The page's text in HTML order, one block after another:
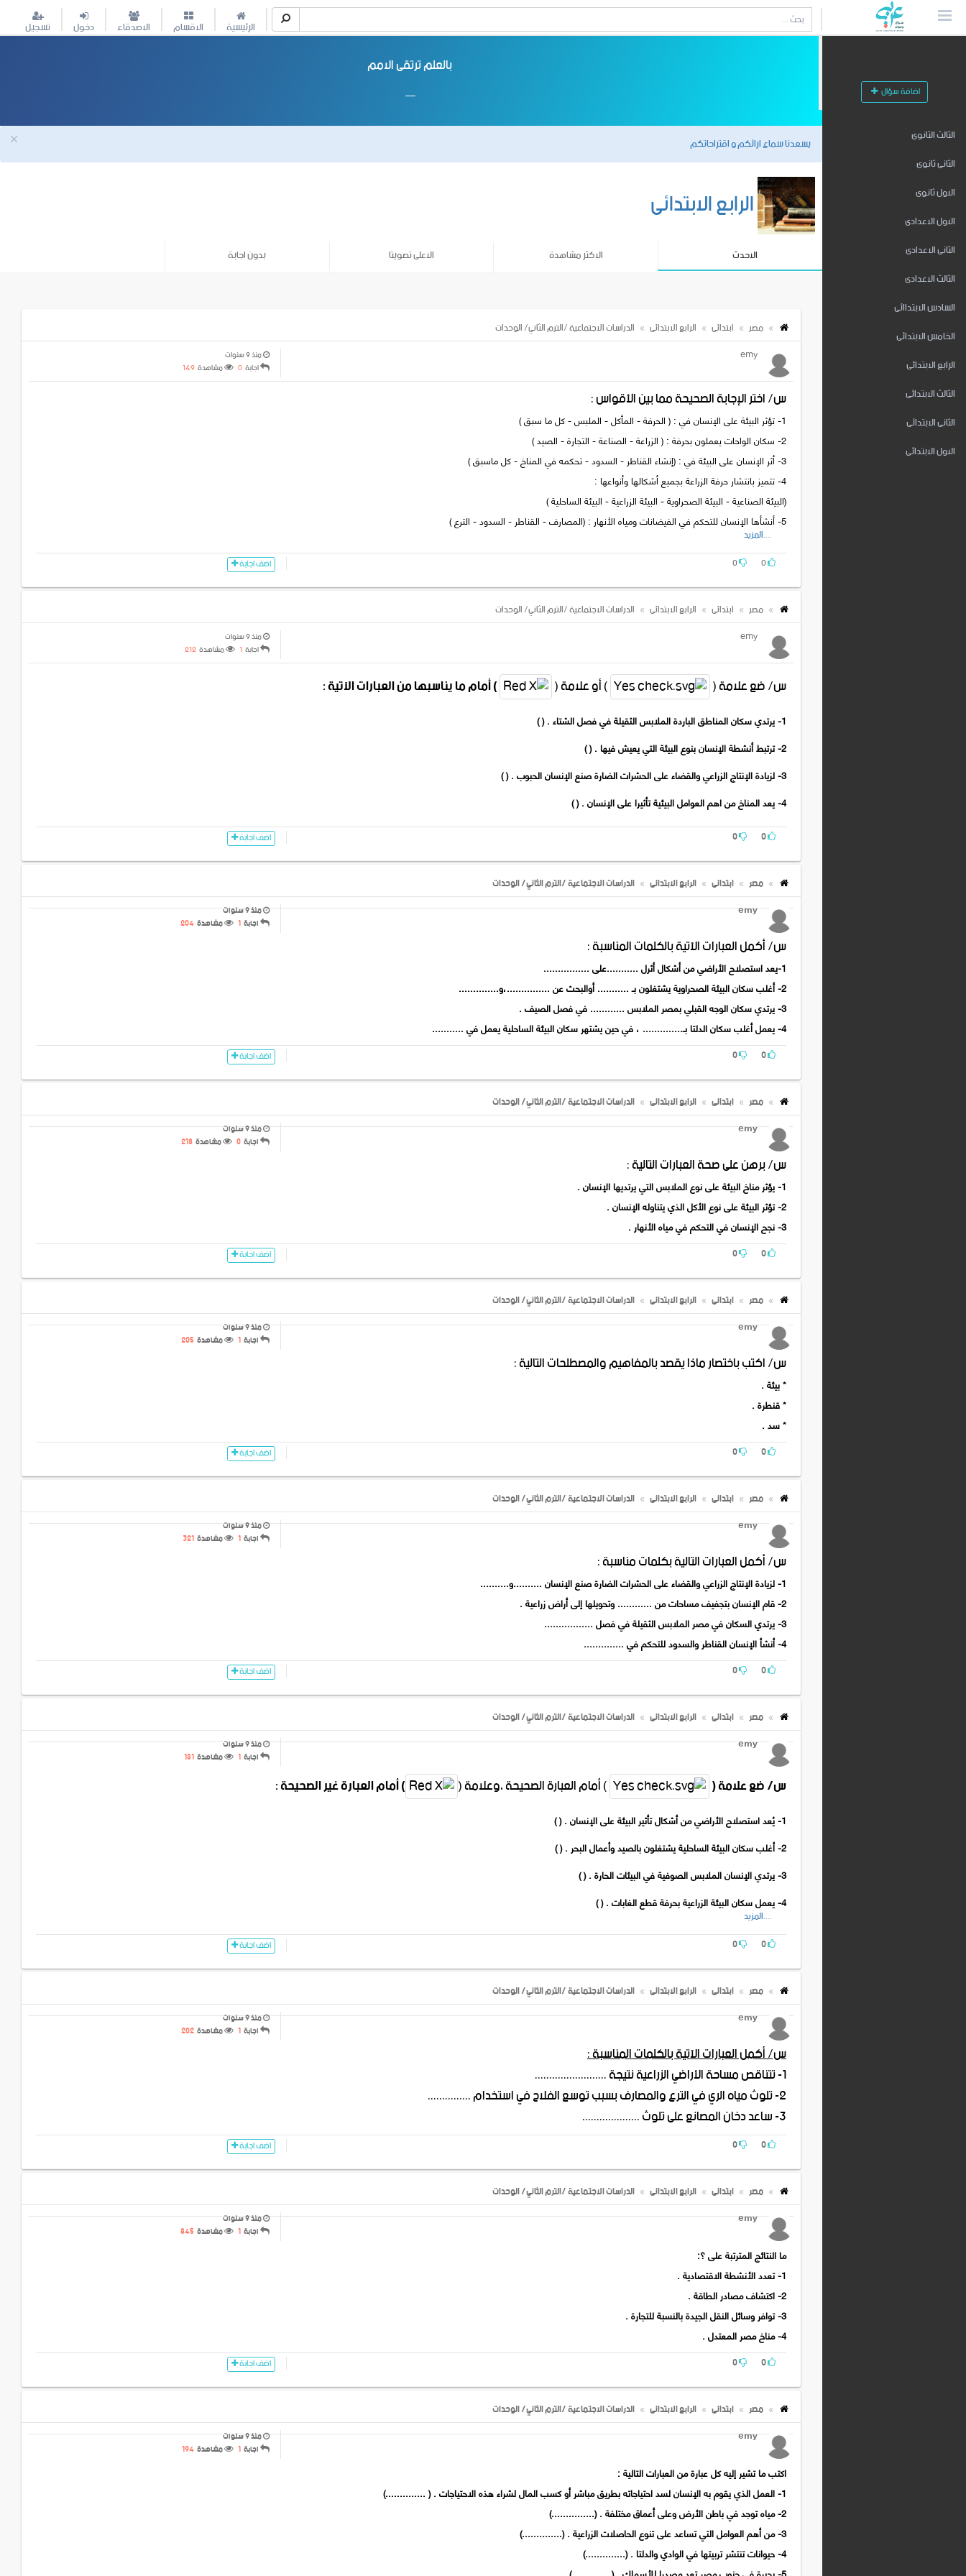
الرئيسية الاقسام الاصدقاء دخول تسجيل
اضافة سؤال
الثالث الثانوى
الثانى ثانوى
الاول ثانوى
الاول الاعدادى
الثانى الاعدادى
الثالث الاعدادى
السادس الابتداائى
الخامس الابتدائى
الرابع الابتدائى
الثالث الابتدائى
الثانى الابتدائى
الاول الابتدائى
بالعلم ترتقى الامم
يسعدنا سماع ارائكم و اقتراحاتكم
الرابع الابتدائى
الاحدث الاكثر مشاهدة الاعلى تصويتا بدون اجابة
مصر ابتدائى الرابع الابتدائى
الدراسات الاجتماعية /الترم الثاني/ الوحدات
emy
منذ 9 سنوات
اجابة0 مشاهدة149
س/ اختر الإجابة الصحيحة مما بين الأقواس :
1- تؤثر البيئة على الإنسان في : ( الحرفة - المأكل - الملبس - كل ما سبق )
2- سكان الواحات يعملون بحرفة : ( الزراعة - الصناعة - التجارة - الصيد )
3- أثر الإنسان على البيئة في : (إنشاء القناطر - السدود - تحكمه في المناخ - كل ماسبق )
4- تتميز بانتشار حرفة الزراعة بجميع أشكالها وأنواعها :
(البيئة الصناعية - البيئة الصحراوية - البيئة الزراعية - البيئة الساحلية )
5- أنشأها الإنسان للتحكم في الفيضانات ومياه الأنهار : (المصارف - القناطر - السدود - الترع )
....المزيد
0
0 اضف اجابة
مصر ابتدائى الرابع الابتدائى
الدراسات الاجتماعية /الترم الثاني/ الوحدات
emy
منذ 9 سنوات
اجابة1 مشاهدة212
س/ ضع علامة ( ) أو علامة ( ) أمام ما يناسبها من العبارات الآتية :
1- يرتدي سكان المناطق الباردة الملابس الثقيلة في فصل الشتاء . ( )
2- ترتبط أنشطة الإنسان بنوع البيئة التي يعيش فيها . ( )
3- لزيادة الإنتاج الزراعي والقضاء على الحشرات الضارة صنع الإنسان الحبوب . ( )
4- يعد المناخ من اهم العوامل البيئية تأثيرا على الإنسان . ( )
0
0 اضف اجابة
مصر ابتدائى الرابع الابتدائى
الدراسات الاجتماعية /الترم الثاني/ الوحدات
emy
منذ 9 سنوات
اجابة1 مشاهدة204
س/ أكمل العبارات الآتية بالكلمات المناسبة :
1-يعد استصلاح الأراضي من أشكال أثرل ...........على ................
2- أغلب سكان البيئة الصحراوية يشتغلون بـ ........... أوالبحث عن ...............،و..............
3- يرتدي سكان الوجه القبلي بمصر الملابس ............ في فصل الصيف .
4- يعمل أغلب سكان الدلتا بـ.............. ، في حين يشتهر سكان البيئة الساحلية يعمل في ...........
0
0 اضف اجابة
مصر ابتدائى الرابع الابتدائى
الدراسات الاجتماعية /الترم الثاني/ الوحدات
emy
منذ 9 سنوات
اجابة0 مشاهدة218
س/ برهن على صحة العبارات التالية :
1- يؤثر مناخ البيئة على نوع الملابس التي يرتديها الإنسان .
2- تؤثر البيئة على نوع الأكل الذي يتناوله الإنسان .
3- نجح الإنسان في التحكم في مياه الأنهار .
0
0 اضف اجابة
مصر ابتدائى الرابع الابتدائى
الدراسات الاجتماعية /الترم الثاني/ الوحدات
emy
منذ 9 سنوات
اجابة1 مشاهدة205
س/ اكتب باختصار ماذا يقصد بالمفاهيم والمصطلحات التالية :
* بيئة .
* قنطرة .
* سد .
0
0 اضف اجابة
مصر ابتدائى الرابع الابتدائى
الدراسات الاجتماعية /الترم الثاني/ الوحدات
emy
منذ 9 سنوات
اجابة1 مشاهدة321
س/ أكمل العبارات التالية بكلمات مناسبة :
1- لزيادة الإنتاج الزراعي والقضاء على الحشرات الضارة صنع الإنسان ..........و..........
2- قام الإنسان بتجفيف مساحات من ............ وتحويلها إلى أراض زراعية .
3- يرتدي السكان في مصر الملابس الثقيلة في فصل .................
4- أنشأ الإنسان القناطر والسدود للتحكم في ..............
0
0 اضف اجابة
مصر ابتدائى الرابع الابتدائى
الدراسات الاجتماعية /الترم الثاني/ الوحدات
emy
منذ 9 سنوات
اجابة1 مشاهدة181
س/ ضع علامة ( ) أمام العبارة الصحيحة ،وعلامة ( ) أمام العبارة غير الصحيحة :
1- يُعد استصلاح الأراضي من أشكال تأثير البيئة على الإنسان . ( )
2- أغلب سكان البيئة الساحلية يشتغلون بالصيد وأعمال البحر . ( )
3- يرتدي الإنسان الملابس الصوفية في البيئات الحارة . ( )
4- يعمل سكان البيئة الزراعية بحرفة قطع الغابات . ( )
7- يعمل معظم سكان البيئة الصناعية بالصيد والتجارة . ( )
....المزيد
0
0 اضف اجابة
مصر ابتدائى الرابع الابتدائى
الدراسات الاجتماعية /الترم الثاني/ الوحدات
emy
منذ 9 سنوات
اجابة1 مشاهدة202
س/ أكمل العبارات الآتية بالكلمات المناسبة :
1- تتناقص مساحة الأراضي الزراعية نتيجة .........................
2- تلوث مياه الري في الترع والمصارف بسبب توسع الفلاح في استخدام ...............
3- ساعد دخان المصانع على تلوث ....................
0
0 اضف اجابة
مصر ابتدائى الرابع الابتدائى
الدراسات الاجتماعية /الترم الثاني/ الوحدات
emy
منذ 9 سنوات
اجابة1 مشاهدة845
ما النتائج المترتبة على ؟:
1- تعدد الأنشطة الاقتصادية .
2- اكتشاف مصادر الطاقة .
3- توافر وسائل النقل الجيدة بالنسبة للتجارة .
4- مناخ مصر المعتدل .
0
0 اضف اجابة
مصر ابتدائى الرابع الابتدائى
الدراسات الاجتماعية /الترم الثاني/ الوحدات
emy
منذ 9 سنوات
اجابة1 مشاهدة194
اكتب ما تشير إليه كل عبارة من العبارات التالية :
1- العمل الذي يقوم به الإنسان لسد احتياجاته بطريق مباشر أو كسب المال لشراء هذه الاحتياجات . ( ..............)
2- مياه توجد في باطن الأرض وعلى أعماق مختلفة . (...............)
3- من أهم العوامل التي تساعد على تنوع الحاصلات الزراعية . (..............)
4- حيوانات تنتشر تربيتها في الوادي والدلتا . (..............)